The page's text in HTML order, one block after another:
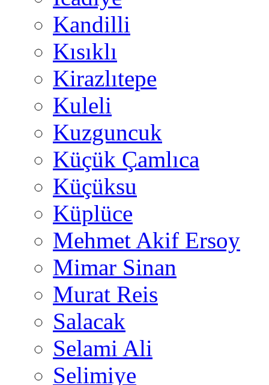
Kandilli
Kısıklı
Kirazlıtepe
Kuleli
Kuzguncuk
Küçük Çamlıca
Küçüksu
Küplüce
Mehmet Akif Ersoy
Mimar Sinan
Murat Reis
Salacak
Selami Ali
Selimiye